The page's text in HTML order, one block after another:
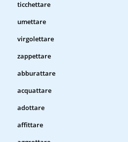
ticchettare
umettare
virgolettare
zappettare
abburattare
acquattare
adottare
affittare